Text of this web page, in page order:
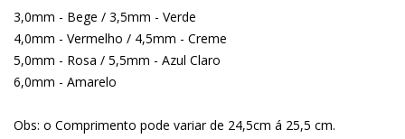
3,0mm - Bege / 3,5mm - Verde
4,0mm - Vermelho / 4,5mm - Creme
5,0mm - Rosa / 5,5mm - Azul Claro
6,0mm - Amarelo
Obs: o Comprimento pode variar de 24,5cm á 25,5 cm.